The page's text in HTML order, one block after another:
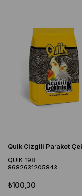
QUIK-198
8682631205843
₺100,00